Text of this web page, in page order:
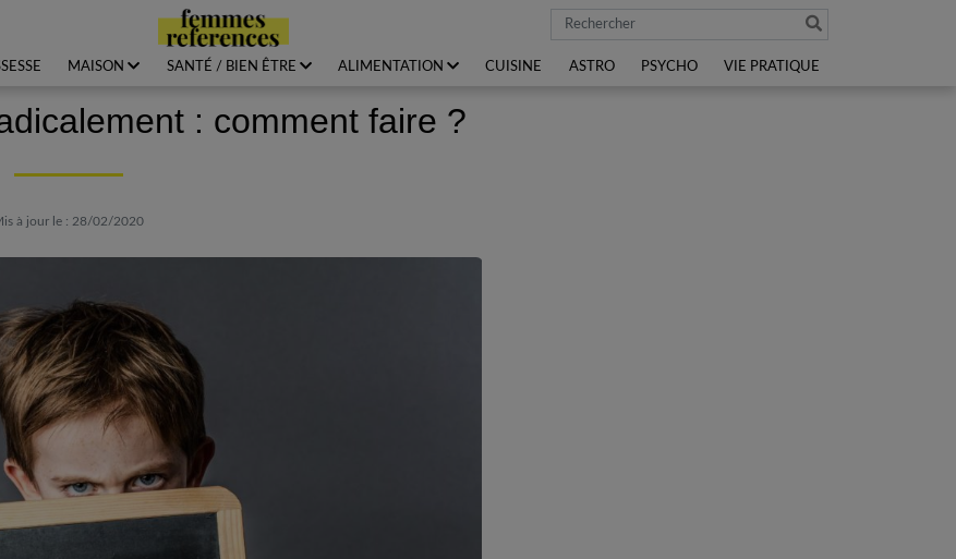
Rechercher
MAISON SANTÉ / BIEN ÊTRE ALIMENTATION CUISINE ASTRO PSYCHO VIE PRATIQUE
: comment faire ?
à jour le : 28/02/2020